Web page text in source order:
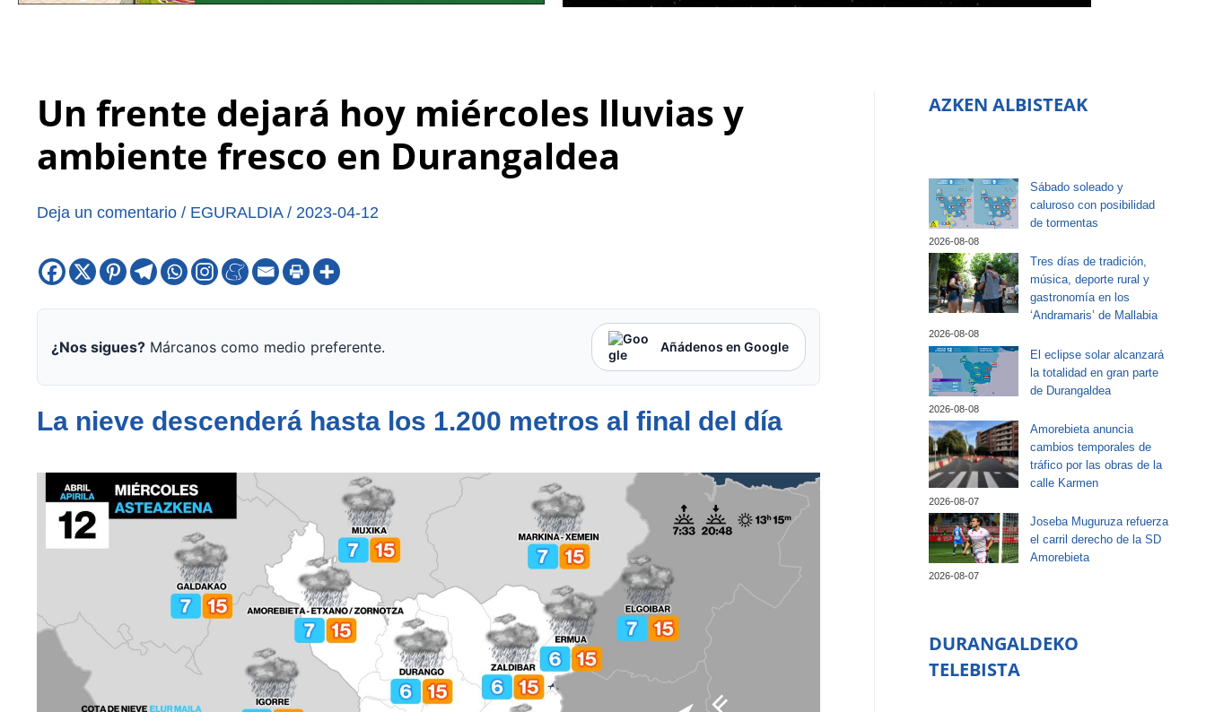
Un frente dejará hoy miércoles lluvias y
ambiente fresco en Durangaldea
Deja un comentario / EGURALDIA/ 2023-04-12
¿Nos sigues?Márcanos como medio preferente. Añádenos en Google
La nieve descenderá hasta los 1.200 metros al final del día
AZKEN ALBISTEAK
Sábado soleado y
caluroso con posibilidad
de tormentas
2026-08-08
Tres días de tradición,
música, deporte rural y
gastronomía en los
‘Andramaris’ de Mallabia
2026-08-08
El eclipse solar alcanzará
la totalidad en gran parte
de Durangaldea
2026-08-08
Amorebieta anuncia
cambios temporales de
tráfico por las obras de la
calle Karmen
2026-08-07
Joseba Muguruza refuerza
el carril derecho de la SD
Amorebieta
2026-08-07
DURANGALDEKO
TELEBISTA